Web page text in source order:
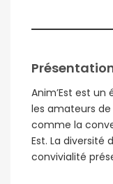
Anim’Est est
les amateurs
comme la
Est. La diversité
convivialité